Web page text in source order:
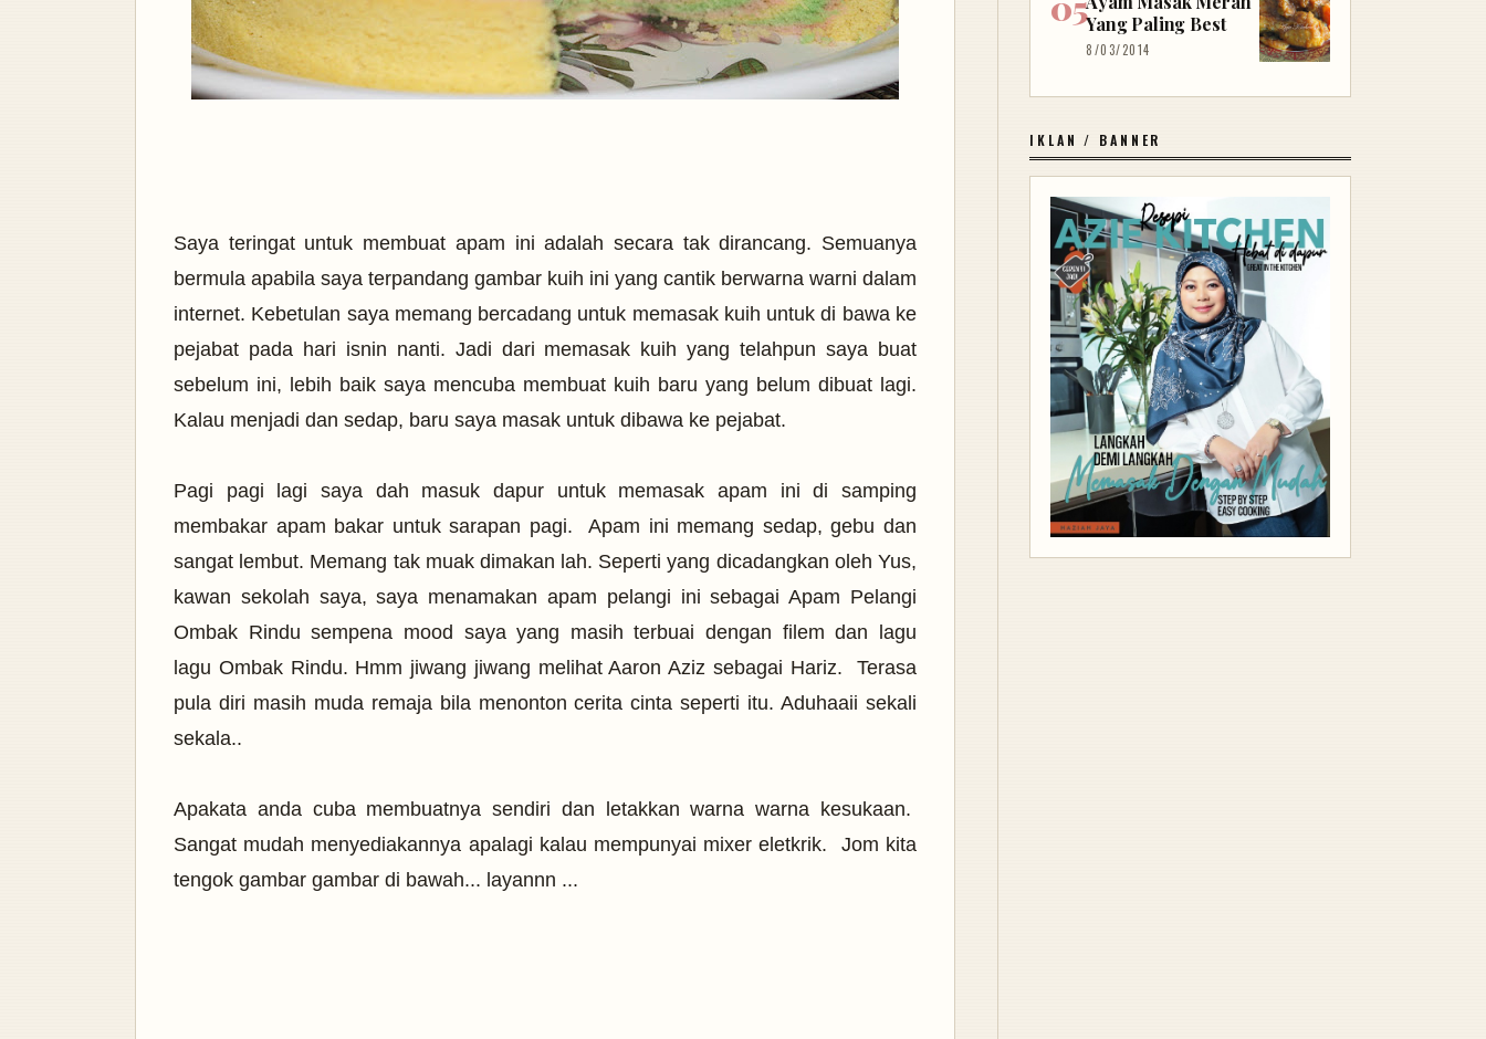
Saya teringat untuk membuat apam ini adalah secara tak dirancang. Semuanya
bermula apabila saya terpandang gambar kuih ini yang cantik berwarna warni dalam
internet. Kebetulan saya memang bercadang untuk memasak kuih untuk di bawa ke
pejabat pada hari isnin nanti. Jadi dari memasak kuih yang telahpun saya buat
sebelum ini, lebih baik saya mencuba membuat kuih baru yang belum dibuat lagi.
Kalau menjadi dan sedap, baru saya masak untuk dibawa ke pejabat.
Pagi pagi lagi saya dah masuk dapur untuk memasak apam ini di samping
membakar apam bakar untuk sarapan pagi. Apam ini memang sedap, gebu dan
sangat lembut. Memang tak muak dimakan lah. Seperti yang dicadangkan oleh Yus,
kawan sekolah saya, saya menamakan apam pelangi ini sebagai Apam Pelangi
Ombak Rindu sempena mood saya yang masih terbuai dengan filem dan lagu
lagu Ombak Rindu. Hmm jiwang jiwang melihat Aaron Aziz sebagai Hariz. Terasa
pula diri masih muda remaja bila menonton cerita cinta seperti itu. Aduhaaii sekali
sekala..
Apakata anda cuba membuatnya sendiri dan letakkan warna warna kesukaan.
Sangat mudah menyediakannya apalagi kalau mempunyai mixer eletkrik. Jom kita
tengok gambar gambar di bawah... layannn ...
Yang Paling Best
8/03/2014
IKLAN / BANNER